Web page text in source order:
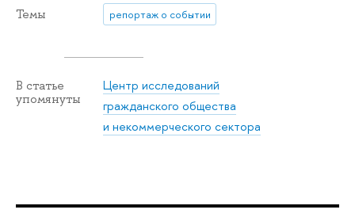
Темы репортаж о событии
В статье
упомянуты
Центр исследований
гражданского общества
и некоммерческого сектора